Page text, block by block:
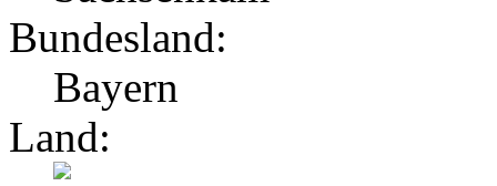
Bundesland:
Bayern
Land: